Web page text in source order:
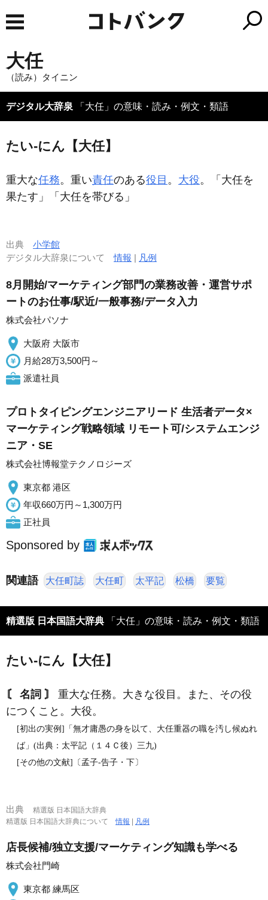
大任
（読み）タイニン
デジタル大辞泉 「大任」の意味・読み・例文・類語
たい‐にん【大任】
重大な任務。重い責任のある役目 。 大役。「 大任を
果たす」「 大任を帯びる」
出典 小学館
デジタル大辞泉について情報 | 凡例
8月開始/マーケティング部門の業務改善・運営サポ
ートのお仕事/駅近/一般事務/データ入力
株式会社パソナ
大阪府 大阪市
月給28万3,500円～
派遣社員
プロトタイピングエンジニアリード 生活者データ×
マーケティング戦略領域 リモート可/システムエンジ
ニア・SE
株式会社博報堂テクノロジーズ
東京都 港区
年収660万円～1,300万円
正社員
Sponsored by
関連語 大任町誌 大任町 太平記 松橋 要覧
精選版 日本国語大辞典 「大任」の意味・読み・例文・類語
たい‐にん【大任】
〘 名詞 〙
重大な任務。大きな役目。また、その役
につくこと。大役。
[初出の実例]「無才庸愚の身を以て、大任重器の職を汚し候ぬれ
ば」(出典：太平記（１４Ｃ後）三九)
[その他の文献]〔孟子‐告子・下〕
出典
精選版 日本国語大辞典
精選版 日本国語大辞典について情報 | 凡例
店長候補/独立支援/マーケティング知識も学べる
株式会社門崎
東京都 練馬区